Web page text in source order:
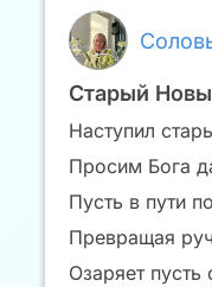
Старый
Наступил
Просим Бога
Пусть в пути
Превращая
Озаряет